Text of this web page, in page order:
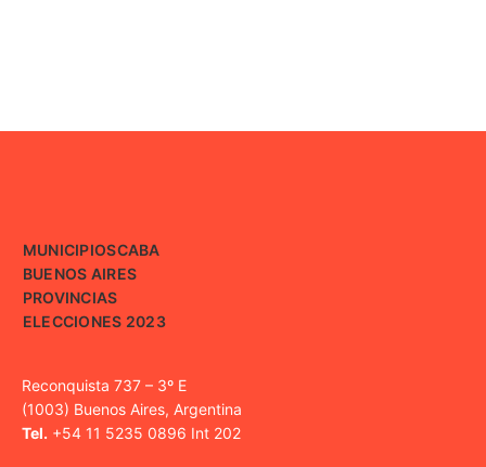
MUNICIPIOSCABA
BUENOS AIRES
PROVINCIAS
ELECCIONES 2023
Reconquista 737 – 3º E
(1003) Buenos Aires, Argentina
Tel. +54 11 5235 0896 Int 202